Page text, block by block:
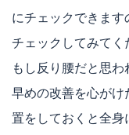
にチェックできま
チェックしてみてく
もし反り腰だと思
早めの改善を心がけ
置をしておくと全身